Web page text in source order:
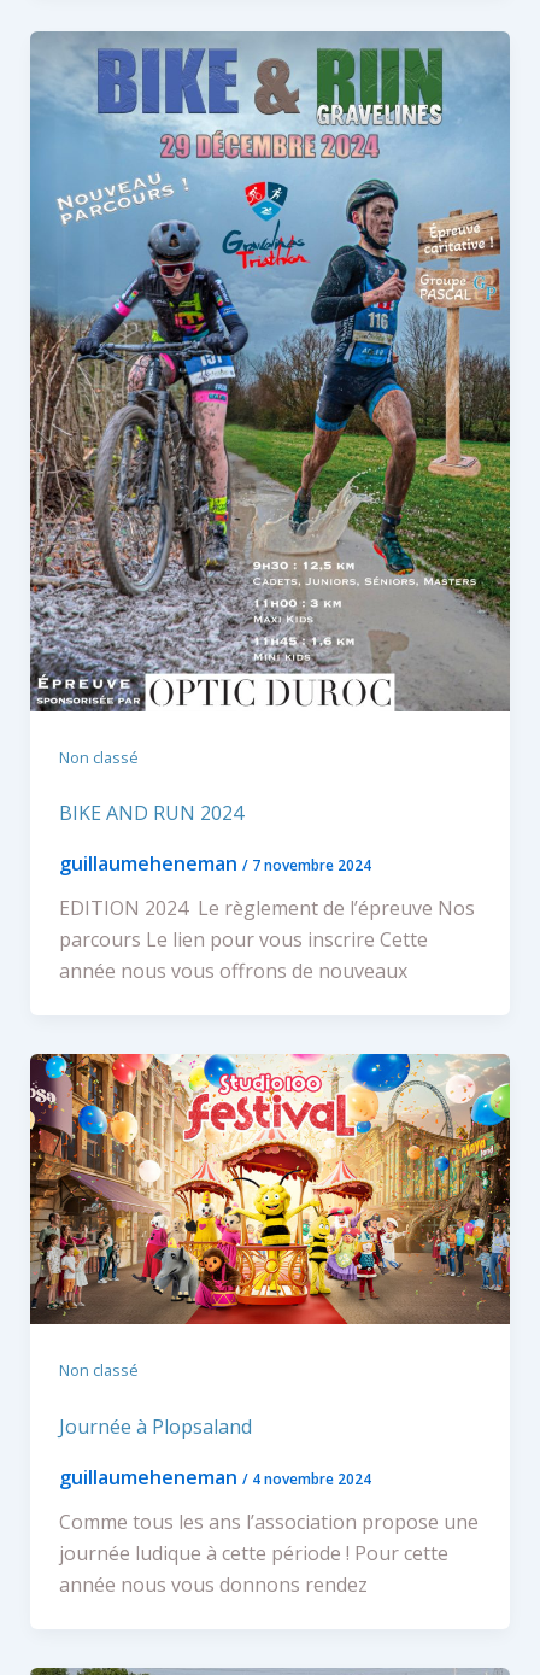
Non classé
BIKE AND RUN 2024
guillaumeheneman / 7 novembre 2024
EDITION 2024 Le règlement de l’épreuve Nos
parcours Le lien pour vous inscrire Cette
année nous vous offrons de nouveaux
Non classé
Journée à Plopsaland
guillaumeheneman / 4 novembre 2024
Comme tous les ans l’association propose une
journée ludique à cette période ! Pour cette
année nous vous donnons rendez